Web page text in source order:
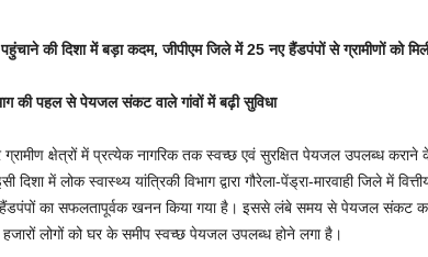
e
st
e
की दिशा में बड़ा कदम, जीपीएम जिले में 25 नए हैंडपंपों से ग्रामीणों को
की पहल से पेयजल संकट वाले गांवों में बढ़ी सुविधा
ग्रामीण क्षेत्रों में प्रत्येक नागरिक तक स्वच्छ एवं सुरक्षित पेयजल उपलब्ध
दिशा में लोक स्वास्थ्य यांत्रिकी विभाग द्वारा गौरेला-पेंड्रा-मारवाही जिले में
हैंडपंपों का सफलतापूर्वक खनन किया गया है। इससे लंबे समय से पेयजल संकट का
हजारों लोगों को घर के समीप स्वच्छ पेयजल उपलब्ध होने लगा है।